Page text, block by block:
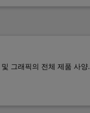
그래픽의 전체 제품 사양.